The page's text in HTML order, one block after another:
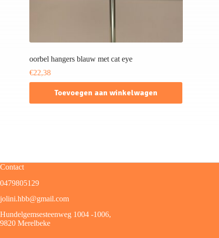
oorbel hangers blauw met cat eye
€22,38
Toevoegen aan winkelwagen
Contact
0479805129
jolini.hbb@gmail.com
Hundelgemsesteenweg 1004 -1006,
9820 Merelbeke